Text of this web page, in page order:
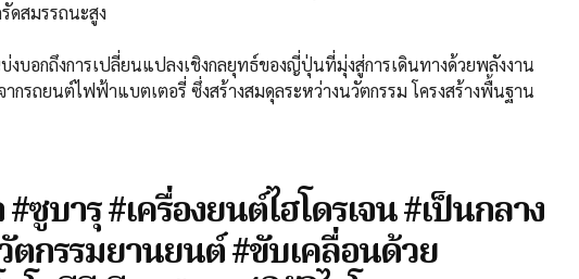
ดสมรรถนะสูง
บอกถึงการเปลี่ยนแปลงเชิงกลยุทธ์ของญี่ปุ่นที่มุ่งสู่การเดินทางด้วยพลังงาน
กรถยนต์ไฟฟ้าแบตเตอรี่ ซึ่งสร้างสมดุลระหว่างนวัตกรรม โครงสร้างพื้นฐาน
ซูบารุ #เครื่องยนต์ไฮโดรเจน #เป็นกลาง
ตกรรมยานยนต์ #ขับเคลื่อนด้วย